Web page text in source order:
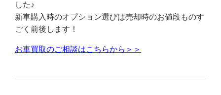
した♪
新車購入時のオプション選びは売却時のお値段ものす
ごく前後します！
お車買取のご相談はこちらから＞＞